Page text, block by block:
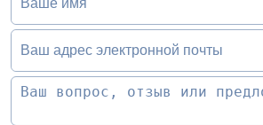
Ваше имя
Ваш адрес электронной почты